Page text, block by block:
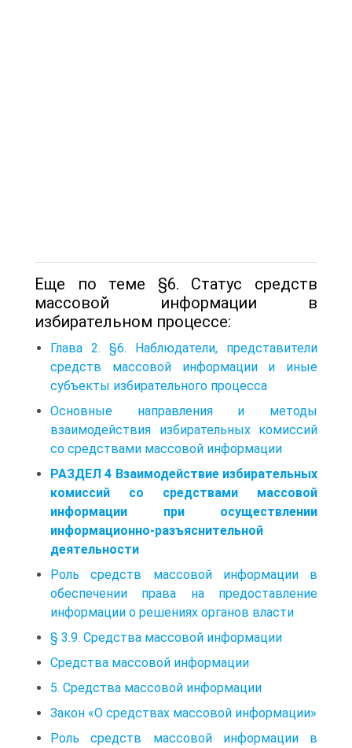
Еще по теме §6. Статус средств
массовой информации в
избирательном процессе:
Глава 2. §6. Наблюдатели, представители
средств массовой информации и иные
субъекты избирательного процесса
Основные направления и методы
взаимодействия избирательных комиссий
со средствами массовой информации
РАЗДЕЛ 4 Взаимодействие избирательных
комиссий со средствами массовой
информации при осуществлении
информационно-разъяснительной
деятельности
Роль средств массовой информации в
обеспечении права на предоставление
информации о решениях органов власти
§ 3.9. Средства массовой информации
Средства массовой информации
5. Средства массовой информации
Закон «О средствах массовой информации»
Роль средств массовой информации в